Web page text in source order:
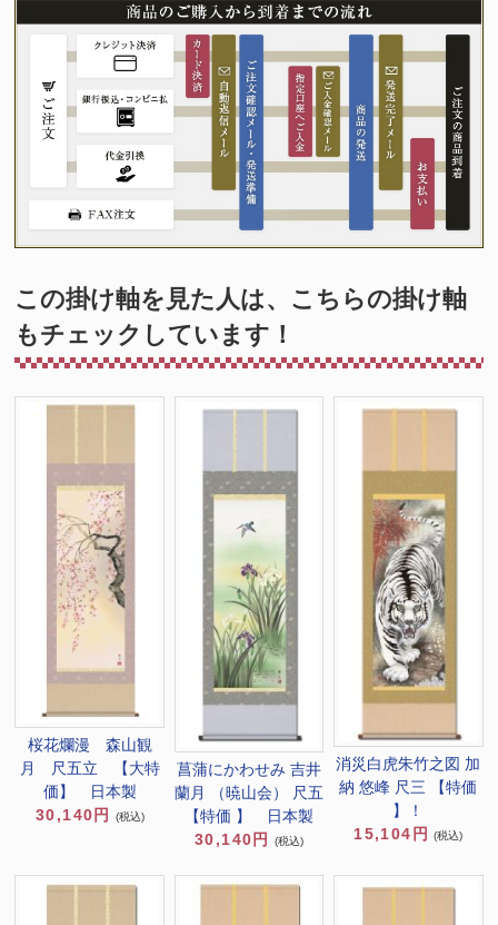
この掛け軸を見た人は、こちらの掛け軸
もチェックしています！
桜花爛漫 森山観
月 尺五立 【大特
価】 日本製
30,140円
(税込)
菖蒲にかわせみ 吉井
蘭月 （暁山会） 尺五
【特価 】 日本製
30,140円
(税込)
消災白虎朱竹之図 加
納 悠峰 尺三 【特価
】！
15,104円
(税込)